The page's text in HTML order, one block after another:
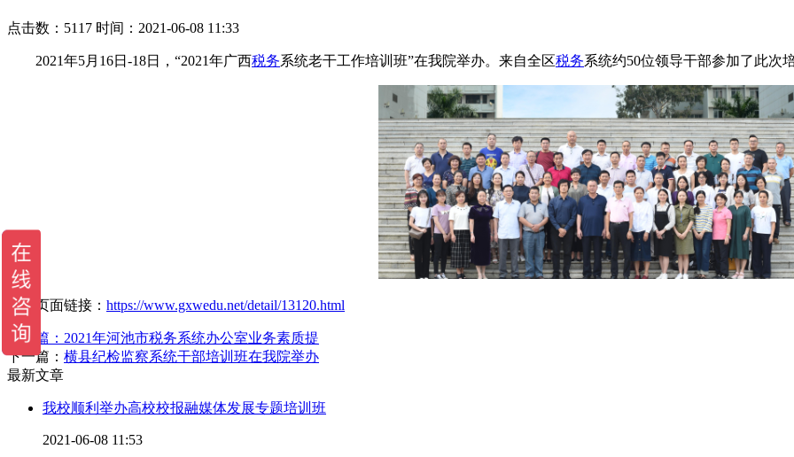
点击数：5117 时间：2021-06-08 11:33
2021年5月16日-18日，“2021年广西税务系统老干工作培训班”在我院举办。来自全区税务系统约50位领导干部参加了此次
当前页面链接： https://www.gxwedu.net/detail/13120.html
上一篇： 2021年河池市税务系统办公室业务素质提
下一篇： 横县纪检监察系统干部培训班在我院举办
最新文章
我校顺利举办高校校报融媒体发展专题培训班
2021-06-08 11:53